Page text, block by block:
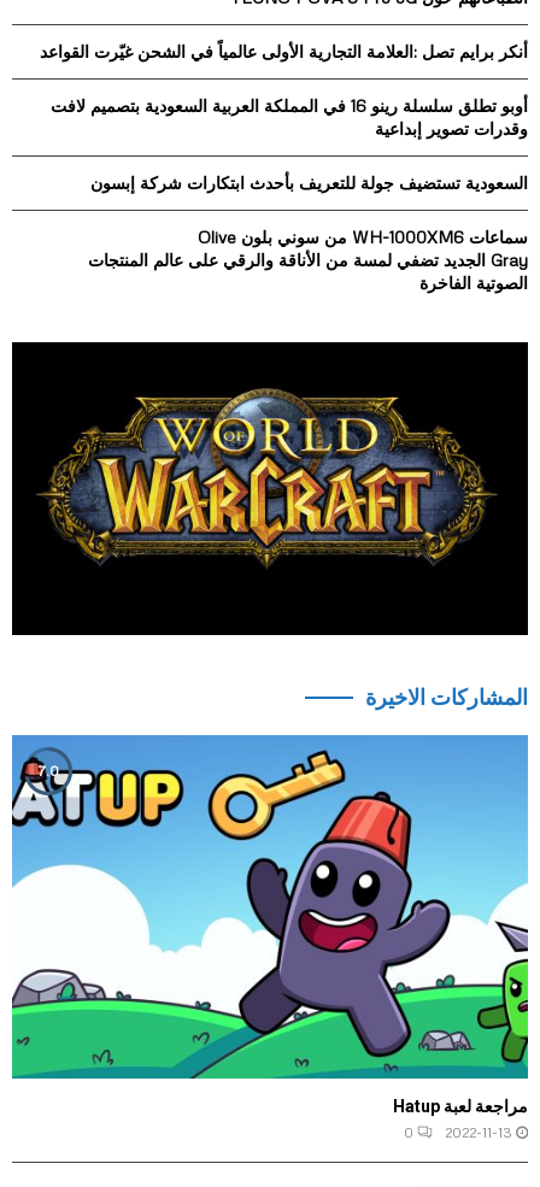
r
:
C
أنكر برايم تصل :العلامة التجارية الأولى عالمياً في الشحن غيّرت القواعد
أوبو تطلق سلسلة رينو 16 في المملكة العربية السعودية بتصميم لافت
وقدرات تصوير إبداعية
السعودية تستضيف جولة للتعريف بأحدث ابتكارات شركة إبسون
سماعات WH-1000XM6 من سوني بلون Olive
Gray الجديد تضفي لمسة من الأناقة والرقي على عالم المنتجات
الصوتية الفاخرة
المشاركات الاخيرة
مراجعة لعبة Hatup
2022-11-13
0
7.0